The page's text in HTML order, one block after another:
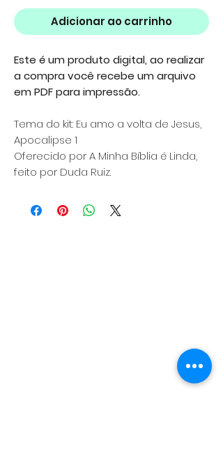
Adicionar ao carrinho
Este é um produto digital, ao realizar
a compra você recebe um arquivo
em PDF para impressão.
Tema do kit: Eu amo a volta de Jesus,
Apocalipse 1
Oferecido por A Minha Bíblia é Linda,
feito por Duda Ruiz.